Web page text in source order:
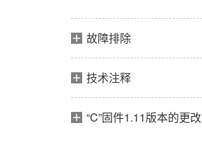
故障排除
技术注释
“C”固件1.11版本的更改